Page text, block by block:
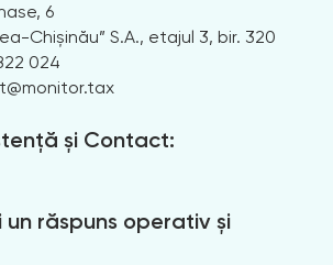
6
Chișinău” S.A., etajul 3, bir. 320
024
și Contact:
răspuns operativ și